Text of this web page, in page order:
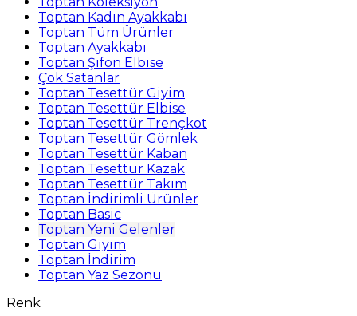
Toptan Kadın Ayakkabı
Toptan Tüm Ürünler
Toptan Ayakkabı
Toptan Şifon Elbise
Çok Satanlar
Toptan Tesettür Giyim
Toptan Tesettür Elbise
Toptan Tesettür Trençkot
Toptan Tesettür Gömlek
Toptan Tesettür Kaban
Toptan Tesettür Kazak
Toptan Tesettür Takım
Toptan İndirimli Ürünler
Toptan Basic
Toptan Yeni Gelenler
Toptan Giyim
Toptan İndirim
Toptan Yaz Sezonu
Renk